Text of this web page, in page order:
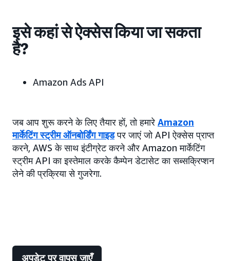
इसे कहां से ऐक्सेस किया जा सकता
है?
Amazon Ads API
जब आप शुरू करने के लिए तैयार हों, तो हमारे Amazon
मार्केटिंग स्ट्रीम ऑनबोर्डिंग गाइडपर जाएं जो API ऐक्सेस प्राप्त
करने, AWS के साथ इंटीग्रेट करने और Amazon मार्केटिंग
स्ट्रीम API का इस्तेमाल करके कैम्पेन डेटासेट का सब्सक्रिप्शन
लेने की प्रक्रिया से गुजरेगा.
अपडेट पर वापस जाएँ